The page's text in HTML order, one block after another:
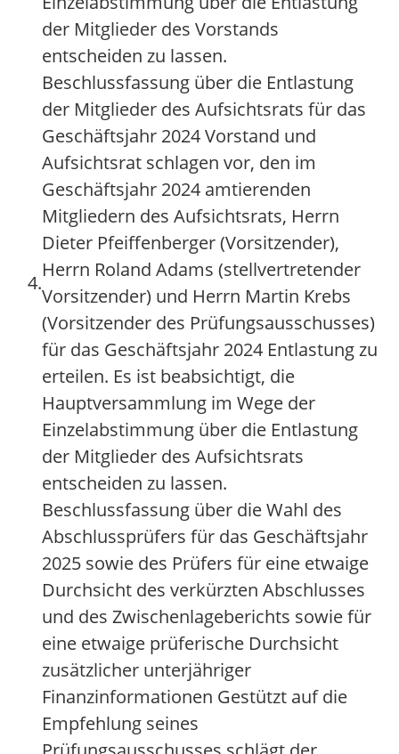
der Mitglieder des Vorstands
entscheiden zu lassen.
4.
Beschlussfassung über die Entlastung
der Mitglieder des Aufsichtsrats für das
Geschäftsjahr 2024 Vorstand und
Aufsichtsrat schlagen vor, den im
Geschäftsjahr 2024 amtierenden
Mitgliedern des Aufsichtsrats, Herrn
Dieter Pfeiffenberger (Vorsitzender),
Herrn Roland Adams (stellvertretender
Vorsitzender) und Herrn Martin Krebs
(Vorsitzender des Prüfungsausschusses)
für das Geschäftsjahr 2024 Entlastung zu
erteilen. Es ist beabsichtigt, die
Hauptversammlung im Wege der
Einzelabstimmung über die Entlastung
der Mitglieder des Aufsichtsrats
entscheiden zu lassen.
Beschlussfassung über die Wahl des
Abschlussprüfers für das Geschäftsjahr
2025 sowie des Prüfers für eine etwaige
Durchsicht des verkürzten Abschlusses
und des Zwischenlageberichts sowie für
eine etwaige prüferische Durchsicht
zusätzlicher unterjähriger
Finanzinformationen Gestützt auf die
Empfehlung seines